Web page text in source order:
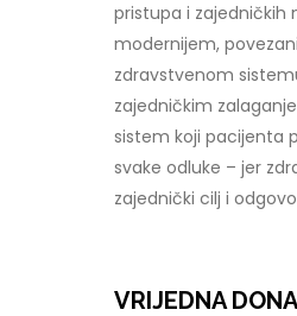
pristupa i zajedničkih
modernijem,
zdravstvenom
zajedničkim
sistem koji pacijenta
svake odluke – jer
zajednički cilj i
VRIJEDNA